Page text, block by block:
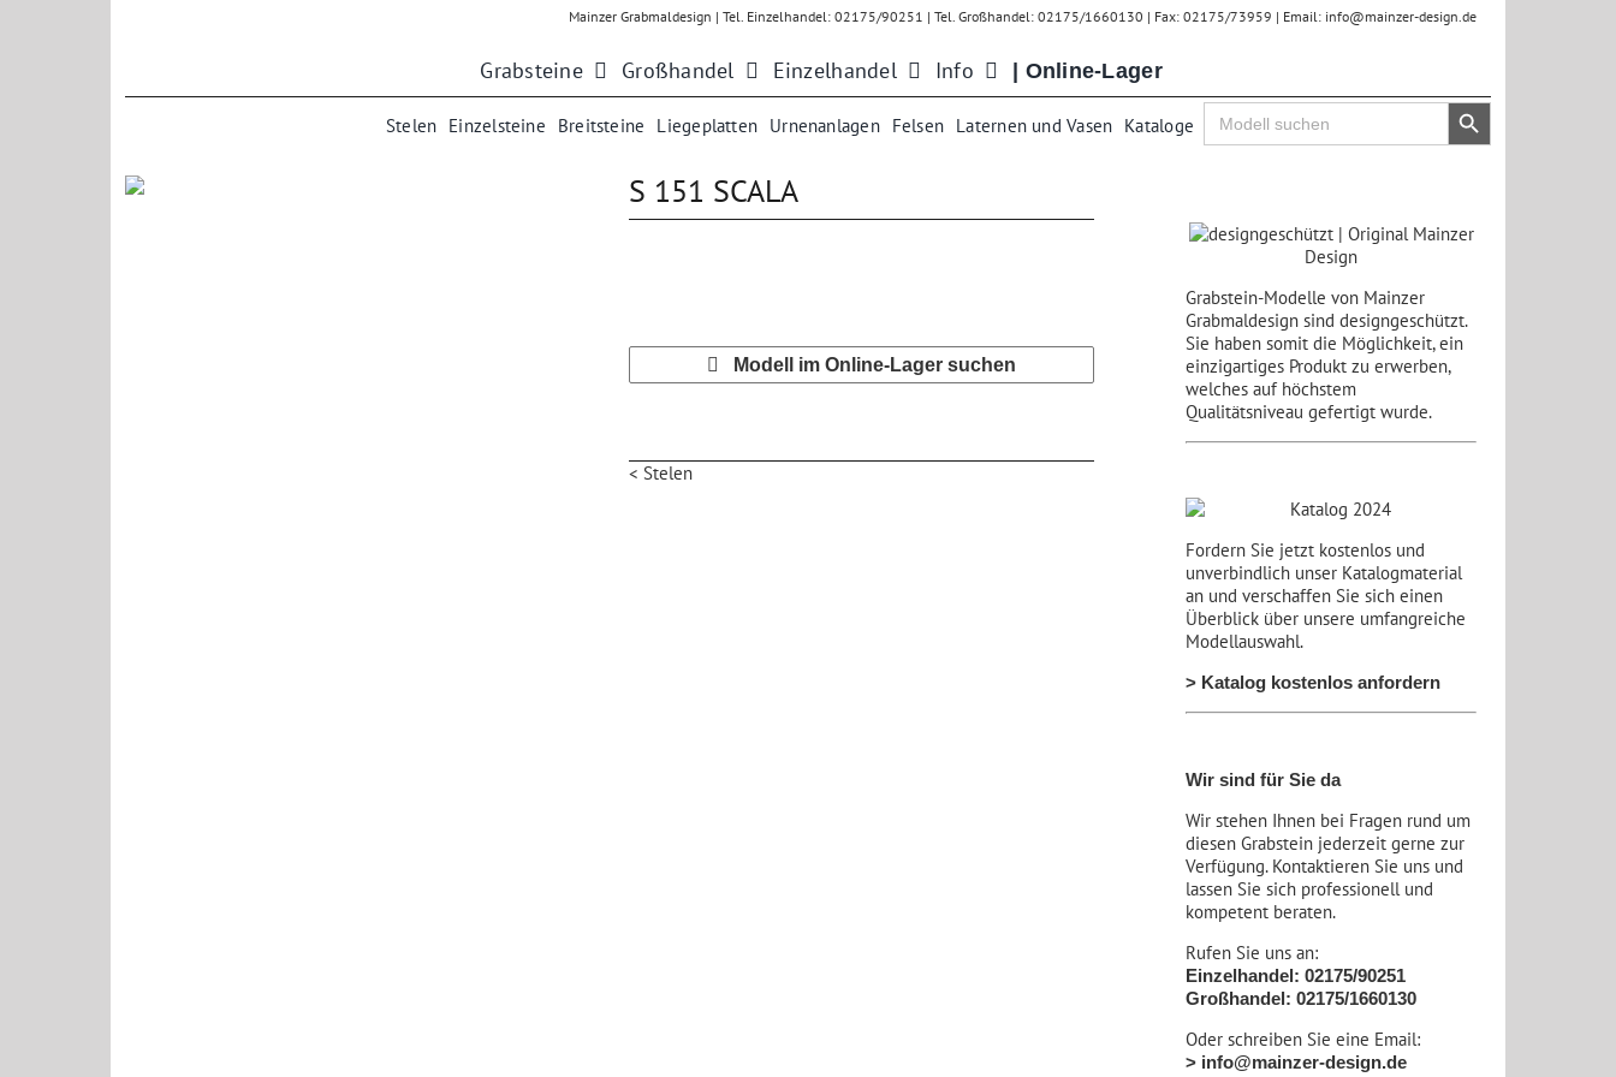
Mainzer Grabmaldesign | Tel. Einzelhandel: 02175/90251 | Tel. Großhandel: 02175/1660130 | Fax: 02175/73959 | Email: info@mainzer-design.de
Grabsteine Großhandel Einzelhandel Info | Online-Lager
Stelen Einzelsteine Breitsteine Liegeplatten Urnenanlagen Felsen Laternen und Vasen Kataloge
Search
for:
Search Button
S 151 SCALA
Modell im Online-Lager suchen
< Stelen
Grabstein-Modelle von Mainzer
Grabmaldesign sind designgeschützt.
Sie haben somit die Möglichkeit, ein
einzigartiges Produkt zu erwerben,
welches auf höchstem
Qualitätsniveau gefertigt wurde.
Fordern Sie jetzt kostenlos und
unverbindlich unser Katalogmaterial
an und verschaffen Sie sich einen
Überblick über unsere umfangreiche
Modellauswahl.
> Katalog kostenlos anfordern
Wir sind für Sie da
Wir stehen Ihnen bei Fragen rund um
diesen Grabstein jederzeit gerne zur
Verfügung. Kontaktieren Sie uns und
lassen Sie sich professionell und
kompetent beraten.
Rufen Sie uns an:
Einzelhandel: 02175/90251
Großhandel: 02175/1660130
Oder schreiben Sie eine Email:
> info@mainzer-design.de